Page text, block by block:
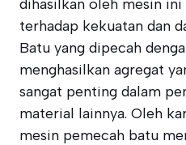
dihasilkan oleh mesin
terhadap kekuatan dan
Batu yang dipecah
menghasilkan agregat
sangat penting dalam
material lainnya. Oleh
mesin pemecah batu